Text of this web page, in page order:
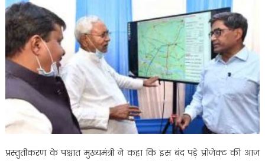
प्रस्तुतीकरण के पश्चात मुख्यमंत्री ने कहा कि इस बंद पड़े प्रोजेक्ट की आज